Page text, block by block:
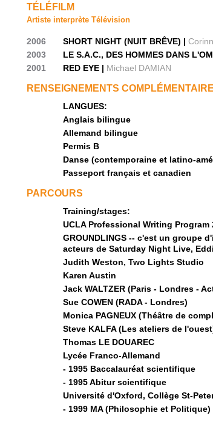
TÉLÉFILM
Artiste interprète Télévision
2006 SHORT NIGHT (NUIT BRÊVE) |
2003
LE S.A.C., DES HOMMES DANS
2001
RED EYE | Michael DAMIAN
RENSEIGNEMENTS
LANGUES:
Anglais bilingue
Allemand bilingue
Permis B
Danse (contemporaine et latino-
Passeport français et canadien
PARCOURS
Training/stages:
UCLA Professional Writing Program
GROUNDLINGS -- c'est un groupe
acteurs de Saturday Night Live,
Judith Weston, Two Lights Studio
Karen Austin
Jack WALTZER (Paris - Londres -
Sue COWEN (RADA - Londres)
Monica PAGNEUX (Théâtre de
Steve KALFA (Les ateliers de
Thomas LE DOUAREC
Lycée Franco-Allemand
- 1995 Baccalauréat scientifique
- 1995 Abitur scientifique
Université d'Oxford, Collège St-
- 1999 MA (Philosophie et Politique)